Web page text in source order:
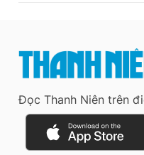
Đọc Thanh Niên trên